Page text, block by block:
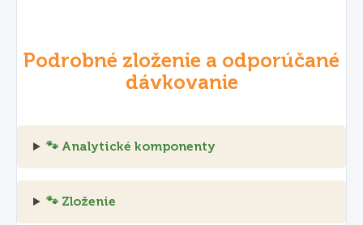
Podrobné zloženie a odporúčané
dávkovanie
🐾 Analytické komponenty
🐾 Zloženie